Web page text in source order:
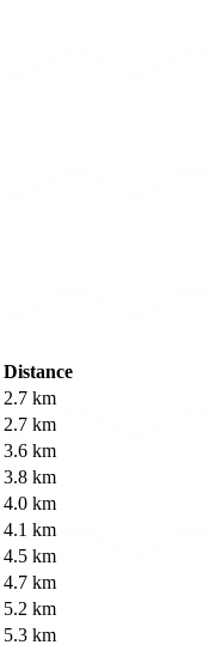
Distance
2.7 km
2.7 km
3.6 km
3.8 km
4.0 km
4.1 km
4.5 km
4.7 km
5.2 km
5.3 km